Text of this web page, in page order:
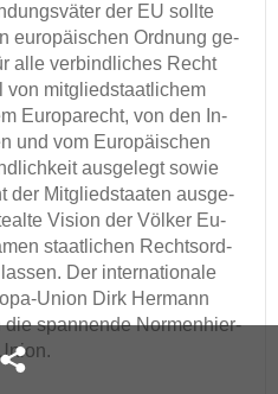
der EU soll­te
eu­ro­päi­schen Ord­nung ge­
alle ver­bind­li­ches Recht
von mit­glied­staat­li­chem
Eu­ro­pa­recht, von den In­
und vom Eu­ro­päi­schen
aus­ge­legt sowie
der Mit­glied­staa­ten aus­ge­
Vi­si­on der Völ­ker Eu­
staat­li­chen Rechts­ord­
Der in­ter­na­tio­na­le
​Union Dirk Her­mann
die span­nen­de Nor­men­hier­